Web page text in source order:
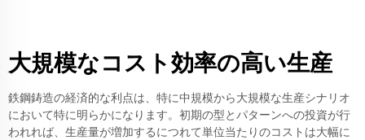
大規模なコスト効率の高い生産
鉄鋼鋳造の経済的な利点は、特に中規模から大規模な生産シナリオ
において特に明らかになります。初期の型とパターンへの投資が行
われれば、生産量が増加するにつれて単位当たりのコストは大幅に